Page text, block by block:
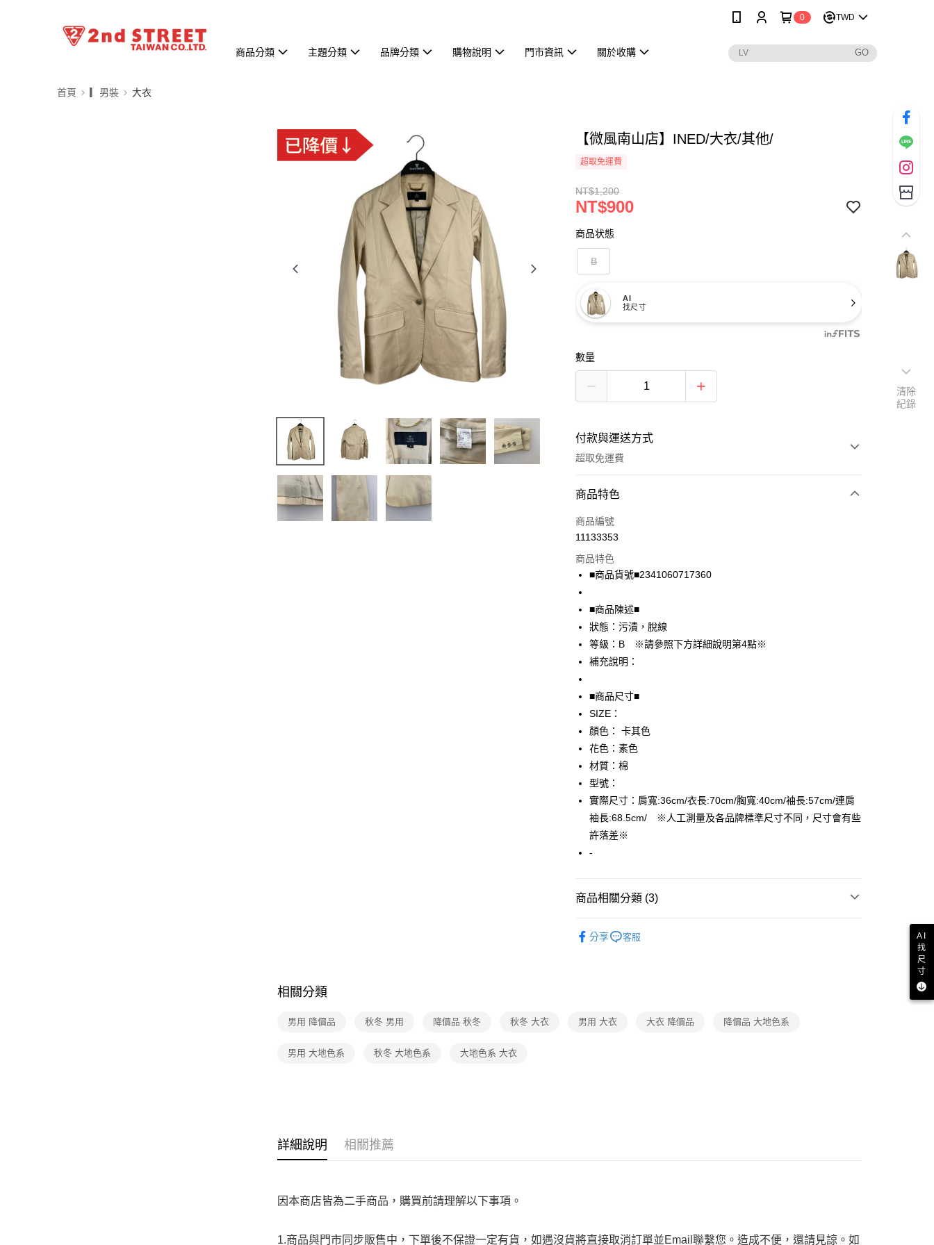
0 TWD
商品分類 主題分類 品牌分類 購物說明 門市資訊 關於收購
首頁 ▎男裝 大衣
【微風南山店】INED/大衣/其他/
超取免運費
NT$1,200
NT$900
商品状態
B
AI
找尺寸
數量
付款與運送方式
超取免運費
付款方式
信用卡一次付款
LINE Pay
Apple Pay
街口支付
悠遊付
AFTEE先享後付
相關說明
【關於「AFTEE先享後付」】
AFTEE先享後付是「在收到商品之後才付款」的支付方式。 讓您購物簡單
便利好安心！
１．簡單：不需註冊會員、不需綁卡、不需儲值。
２．便利：只要手機號碼，簡訊認證，即可結帳。
【「AFTEE先享後付」結帳流程】
１．於結帳方式選擇「AFTEE先享後付」後，將跳轉至「AFTEE先享後
付」結帳頁面，進行簡訊認證並確認金額後，即可完成結帳。
２．訂單成立數日內，您將收到繳費通知簡訊。
※ 請注意：結帳手續完成當下不需立刻繳費，但若您需要取消訂單，請聯
絡購買商品的店家。未經商家同意取消之訂單仍視為有效，需透過AFTEE
※ 交易是否成功請以「AFTEE先享後付 」之結帳頁面顯示為準，若有關於
是否繳費成功／繳費後需取消欲退款等相關疑問，請聯繫「AFTEE先享後
求債權轉讓予恩沛科技股份有限公司。
２．關於個人資料處理事宜，請瀏覽以下網址：
運送方式
全家取貨付款
免運費
付款後全家取貨
免運費
免運費
商品特色
商品編號
11133353
商品特色
■商品貨號■2341060717360
■商品陳述■
狀態：污漬，脫線
等級：B ※請參照下方詳細說明第4點※
補充說明：
■商品尺寸■
SIZE：
顏色： 卡其色
花色：素色
材質：棉
型號：
實際尺寸：肩寬:36cm/衣長:70cm/胸寬:40cm/袖長:57cm/連肩
袖長:68.5cm/ ※人工測量及各品牌標準尺寸不同，尺寸會有些
許落差※
-
商品相關分類 (3)
分享 客服
相關分類
男用 降價品 秋冬 男用 降價品 秋冬 秋冬 大衣 男用 大衣 大衣 降價品 降價品 大地色系
男用 大地色系 秋冬 大地色系 大地色系 大衣
詳細說明 相關推薦
因本商店皆為二手商品，購買前請理解以下事項。
1.商品與門市同步販售中，下單後不保證一定有貨，如遇沒貨將直接取消訂單並Email聯繫您。造成不便，還請見諒。如
清除
紀錄
AI
找
尺
寸